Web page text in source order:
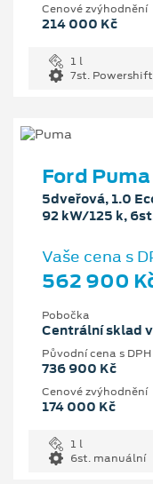
Cenové zvýhodnění
214 000 Kč
1 l
7st. Powershift
Ford
5dveřová, 1.0
92 kW/125 k,
Vaše cena s
562 900
Pobočka
Centrální sklad v
Původní cena s DPH
736 900 Kč
Cenové zvýhodnění
174 000 Kč
1 l
6st. manuální